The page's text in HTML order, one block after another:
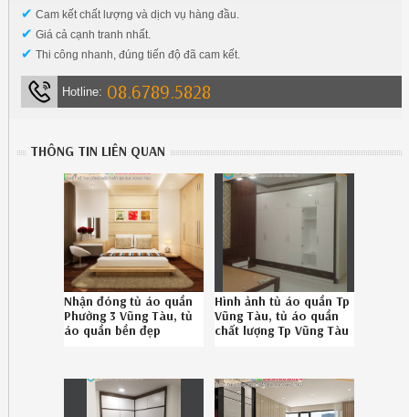
✔ Cam kết chất lượng và dịch vụ hàng đầu.
✔ Giá cả cạnh tranh nhất.
✔ Thi công nhanh, đúng tiến độ đã cam kết.
Hotline: 08.6789.5828
THÔNG TIN LIÊN QUAN
Nhận đóng tủ áo quần
Phường 3 Vũng Tàu, tủ
áo quần bền đẹp
Hình ảnh tủ áo quần Tp
Vũng Tàu, tủ áo quần
chất lượng Tp Vũng Tàu